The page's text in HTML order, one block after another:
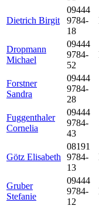
Dietrich Birgit
09444
9784-
18
Dropmann
Michael
09444
9784-
52
Forstner
Sandra
09444
9784-
28
Fuggenthaler
Cornelia
09444
9784-
43
Götz Elisabeth
08191
9784-
13
Gruber
Stefanie
09444
9784-
12